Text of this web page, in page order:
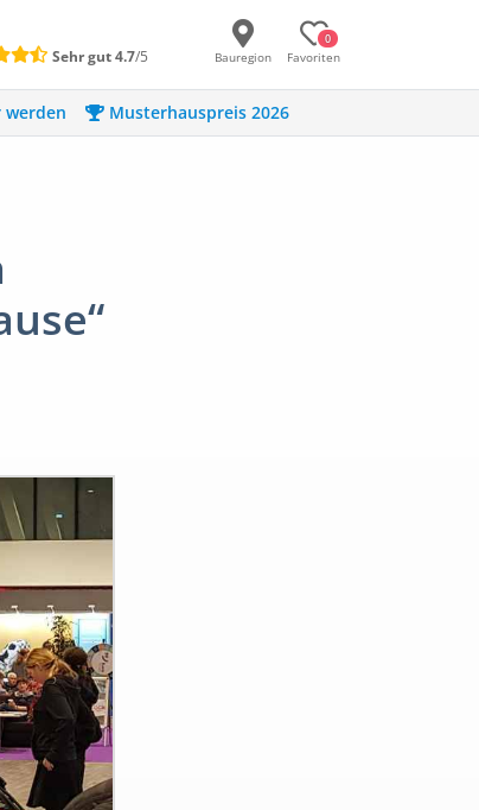
Sehr gut4.7/5 Bauregion
0
Favoriten
Musterhauspreis 2026